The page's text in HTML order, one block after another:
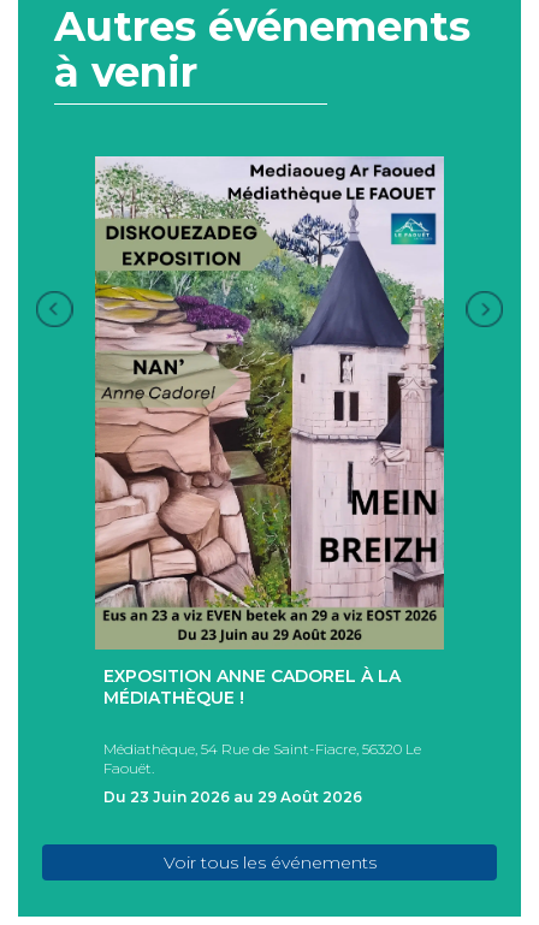
Autres événements
à venir
EXPOSITION ANNE CADOREL À LA
MÉDIATHÈQUE !
Médiathèque, 54 Rue de Saint-Fiacre, 56320 Le
Faouët.
Du 23 Juin 2026 au 29 Août 2026
Voir tous les événements